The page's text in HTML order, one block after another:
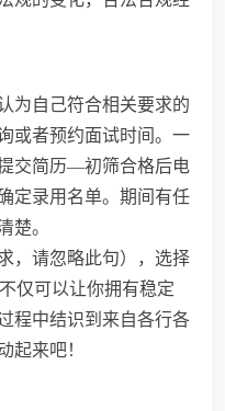
为自己符合相关要求的
或者预约面试时间。一
交简历—初筛合格后电
定录用名单。期间有任
楚。
，请忽略此句），选择
仅可以让你拥有稳定
程中结识到来自各行各
起来吧！